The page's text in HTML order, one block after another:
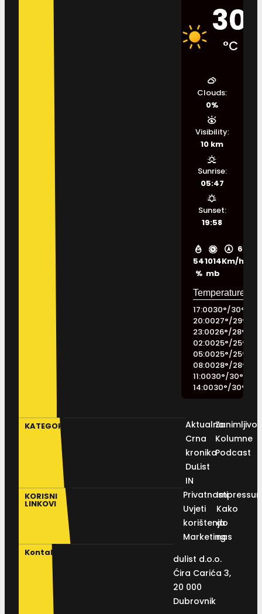
30
°C
54
%
1014
mb
6
Km/h
Clouds:
0%
Visibility:
10 km
Sunrise:
05:47
Sunset:
19:58
17:0030°/30°
20:0027°/29°
23:0026°/28°
02:0025°/25°
05:0025°/25°
08:0028°/28°
11:0030°/30°
14:0030°/30°
KATEGORIJE
Aktualno
Crna
kronika
DuList
IN
Kolumne
Podcast
KORISNI
LINKOVI
Privatnosti
Uvjeti
korištenja
Marketing
Kako
do
nas
Kontakt
dulist d.o.o.
Ćira Carića 3,
20 000
Dubrovnik